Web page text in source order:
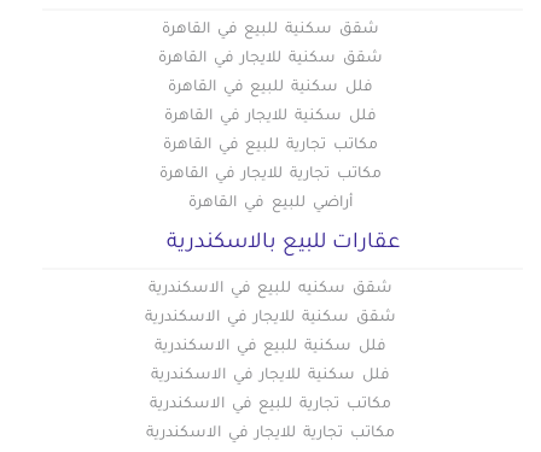
شقق سكنية للبيع في القاهرة
شقق سكنية للايجار في القاهرة
فلل سكنية للبيع في القاهرة
فلل سكنية للايجار في القاهرة
مكاتب تجارية للبيع في القاهرة
مكاتب تجارية للايجار في القاهرة
أراضي للبيع في القاهرة
عقارات للبيع بالاسكندرية
شقق سكنيه للبيع في الاسكندرية
شقق سكنية للايجار في الاسكندرية
فلل سكنية للبيع في الاسكندرية
فلل سكنية للايجار في الاسكندرية
مكاتب تجارية للبيع في الاسكندرية
مكاتب تجارية للايجار في الاسكندرية